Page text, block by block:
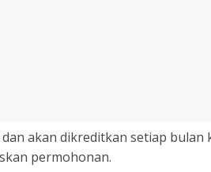
akan dikreditkan setiap
permohonan.